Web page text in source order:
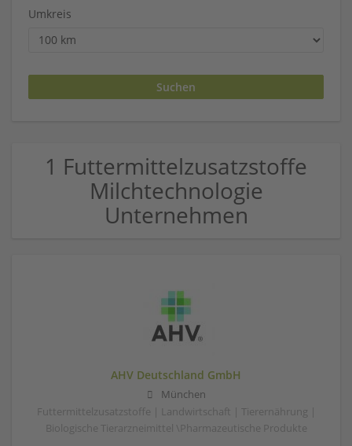
Umkreis
1 Futtermittelzusatzstoffe
Milchtechnologie
Unternehmen
AHV Deutschland GmbH
München
Futtermittelzusatzstoffe | Landwirtschaft | Tierernährung |
Biologische Tierarzneimittel \Pharmazeutische Produkte